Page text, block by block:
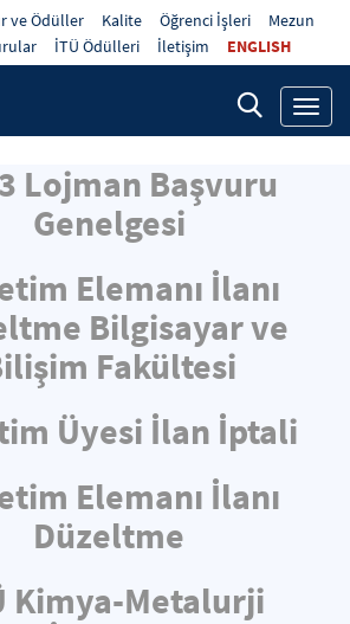
ve Ödüller Kalite Öğrenci İşleri
Mezun
İTÜ Ödülleri İletişim ENGLISH
Lojman Başvuru
Genelgesi
Elemanı İlanı
Bilgisayar ve
Fakültesi
Üyesi İlan İptali
Elemanı İlanı
Düzeltme
Kimya-Metalurji